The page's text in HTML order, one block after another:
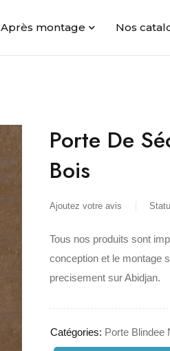
Après montage Nos
Porte De
Bois
Ajoutez votre avis
Tous nos produits sont
conception et le montage
precisement sur Abidjan.
Catégories: Porte Blindee